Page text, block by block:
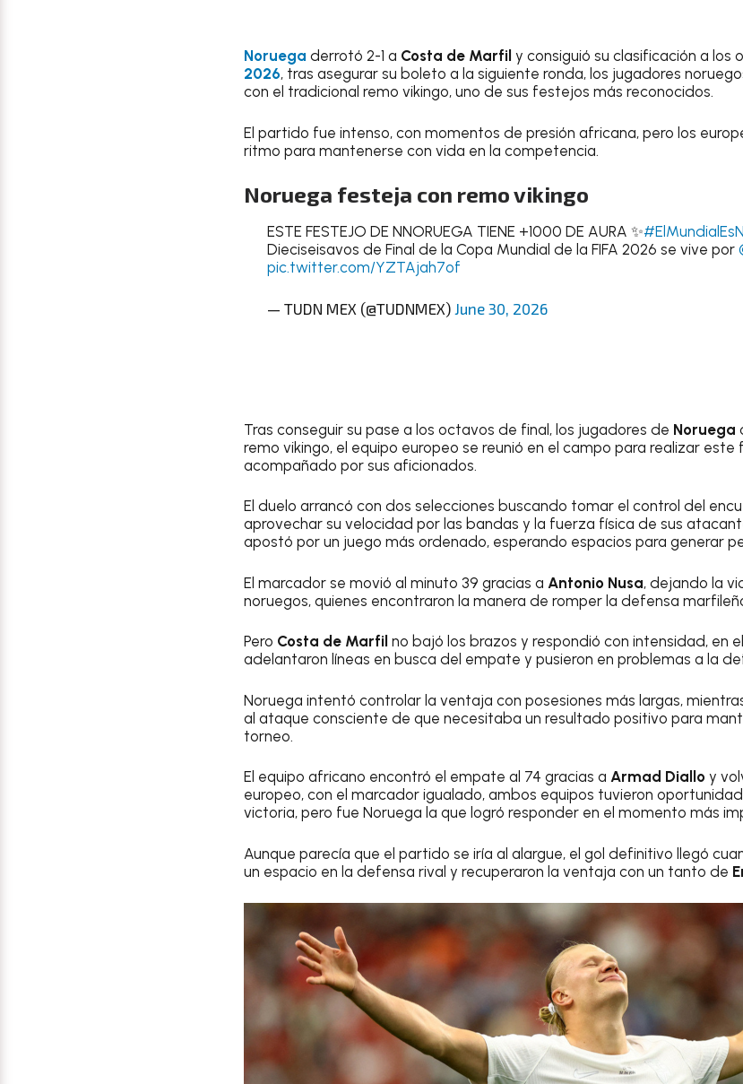
Noruega derrotó 2-1 a Costa de Marfil y consiguió su clasificación a los
2026, tras asegurar su boleto a la siguiente ronda, los jugadores
con el tradicional remo vikingo, uno de sus festejos más reconocidos.
El partido fue intenso, con momentos de presión africana, pero los
ritmo para mantenerse con vida en la competencia.
Noruega festeja con remo vikingo
ESTE FESTEJO DE NNORUEGA TIENE +1000 DE AURA ✨
Dieciseisavos de Final de la Copa Mundial de la FIFA 2026 se vive por
pic.twitter.com/YZTAjah7of
— TUDN MEX (@TUDNMEX) June 30, 2026
Tras conseguir su pase a los octavos de final, los jugadores de Noruega
remo vikingo, el equipo europeo se reunió en el campo para realizar
acompañado por sus aficionados.
El duelo arrancó con dos selecciones buscando tomar el control del
aprovechar su velocidad por las bandas y la fuerza física de sus
apostó por un juego más ordenado, esperando espacios para generar
El marcador se movió al minuto 39 gracias a Antonio Nusa, dejando la
noruegos, quienes encontraron la manera de romper la defensa
Pero Costa de Marfil no bajó los brazos y respondió con intensidad, en
adelantaron líneas en busca del empate y pusieron en problemas a la
Noruega intentó controlar la ventaja con posesiones más largas,
al ataque consciente de que necesitaba un resultado positivo para
torneo.
El equipo africano encontró el empate al 74 gracias a Armad Diallo y
europeo, con el marcador igualado, ambos equipos tuvieron
victoria, pero fue Noruega la que logró responder en el momento más
Aunque parecía que el partido se iría al alargue, el gol definitivo llegó
un espacio en la defensa rival y recuperaron la ventaja con un tanto de